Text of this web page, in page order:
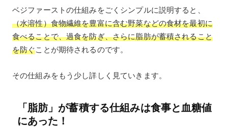
ベジファーストの仕組みをごくシンプルに説明すると、
（水溶性）食物繊維を豊富に含む野菜などの食材を最初に
食べることで、過食を防ぎ、さらに脂肪が蓄積されること
を防ぐことが期待されるのです。
その仕組みをもう少し詳しく見ていきます。
「脂肪」が蓄積する仕組みは食事と血糖値
にあった！